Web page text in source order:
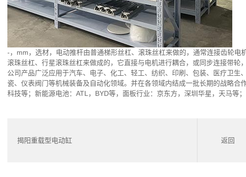
-，mm，选材，电动推杆由普通梯形丝杠、滚珠丝杠来做的，通常连接齿轮
滚珠丝杠、行星滚珠丝杠来做成的，它直接与电机进行耦合，或同步连接带轮
公司产品广泛应用于汽车、电子、化工、轻工、纺织、印刷、包装、医疗卫
瓷、仪表阀门等机械装备及自动化领域。并在各领域内结成一批长期的战略
科技等；新能源电池：ATL，BYD等，面板行业：京东方，深圳华星，天马等
揭阳重载型电动缸 返回